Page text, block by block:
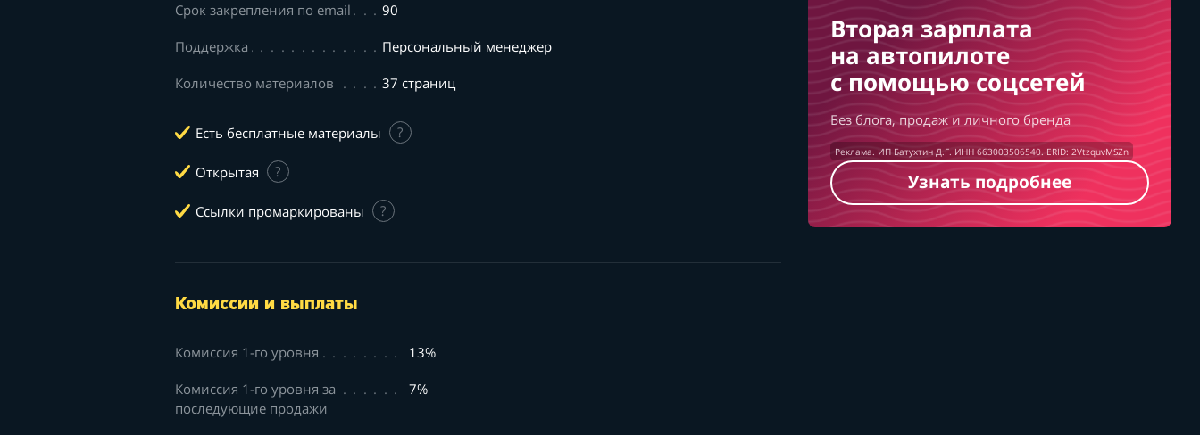
Срок закрепления по email 90
Поддержка Персональный менеджер
Количество материалов 37 страниц
Есть бесплатные материалы ?
Открытая ?
Ссылки промаркированы ?
Комиссии и выплаты
Комиссия 1-го уровня 13%
Комиссия 1-го уровня за
последующие продажи
7%
Вторая зарплата
на автопилоте
с помощью соцсетей
Без блога, продаж и личного бренда
Реклама. ИП Батухтин Д.Г. ИНН 663003506540. ERID: 2VtzquvMSZn
Узнать подробнее